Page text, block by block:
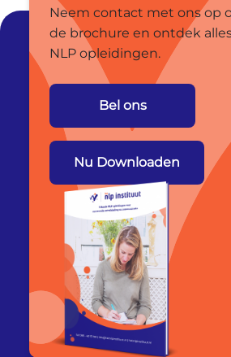
Neem contact met ons op
de brochure en ontdek
NLP opleidingen.
Bel ons
Nu Downloaden